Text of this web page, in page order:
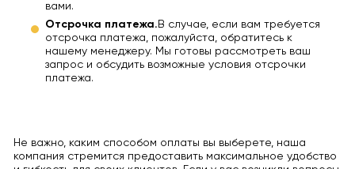
вами.
Отсрочка платежа. В случае, если вам требуется
отсрочка платежа, пожалуйста, обратитесь к
нашему менеджеру. Мы готовы рассмотреть ваш
запрос и обсудить возможные условия отсрочки
платежа.
Не важно, каким способом оплаты вы выберете, наша
компания стремится предоставить максимальное удобство